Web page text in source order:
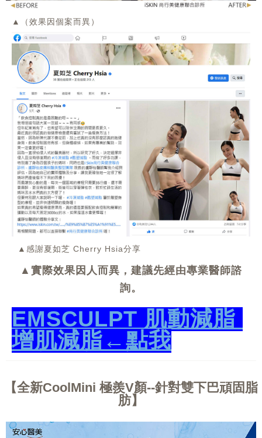
▲（效果因個案而異）
▲感謝夏如芝 Cherry Hsia分享
▲實際效果因人而異，建議先經由專業醫師諮
詢。
EMSCULPT 肌動減脂
增肌減脂←點我
全新CoolMini 極羨V顏--針對雙下巴頑固脂
肪